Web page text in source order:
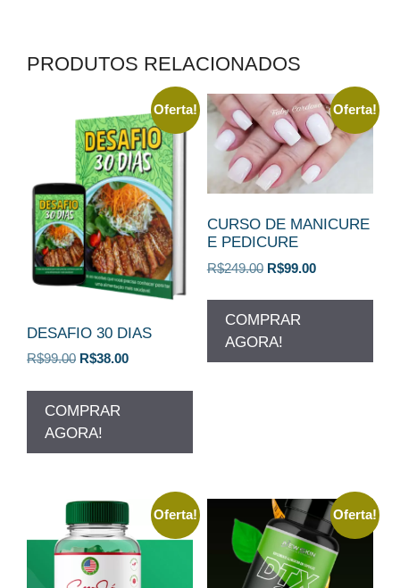
PRODUTOS RELACIONADOS
Oferta!
DESAFIO 30 DIAS
R$99.00 O
original
era:
R$99.00.
R$38.00O
atual
COMPRAR
AGORA!
Oferta!
CURSO DE MANICURE
E PEDICURE
R$249.00 O
era:
R$249.00.
R$99.00O
COMPRAR
AGORA!
Oferta! Oferta!